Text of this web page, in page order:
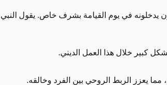
يدخلونه في يوم القيامة بشرف خاص. يقول
كبير خلال هذا العمل الديني.
مما يعزز الربط الروحي بين الفرد وخالقه.